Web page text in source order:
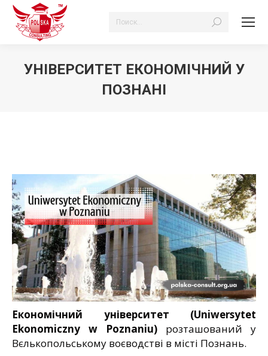
Search:
УНІВЕРСИТЕТ ЕКОНОМІЧНИЙ У
ПОЗНАНІ
Економічний університет (Uniwersytet
Ekonomiczny w Poznaniu) розташований у
Вєлькопольському воєводстві в місті Познань.